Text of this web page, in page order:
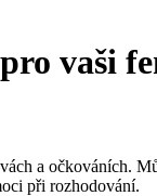
vaši
a očkováních.
při rozhodování.